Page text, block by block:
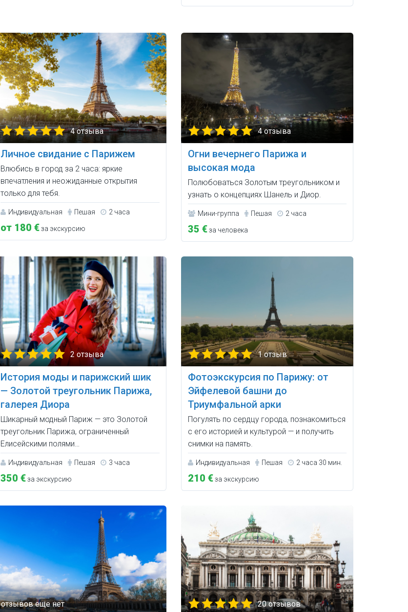
4 отзыва
Личное свидание с Парижем
Влюбись в город за 2 часа: яркие
впечатления и неожиданные открытия
только для тебя.
Индивидуальная Пешая 2 часа
от 180 €за экскурсию
4 отзыва
Огни вечернего Парижа и
высокая мода
Полюбоваться Золотым треугольником и
узнать о концепциях Шанель и Диор.
Мини-группа Пешая 2 часа
35 €за человека
2 отзыва
История моды и парижский шик
— Золотой треугольник Парижа,
галерея Диора
Шикарный модный Париж — это Золотой
треугольник Парижа, ограниченный
Елисейскими полями…
Индивидуальная Пешая 3 часа
350 €за экскурсию
1 отзыв
Фотоэкскурсия по Парижу: от
Эйфелевой башни до
Триумфальной арки
Погулять по сердцу города, познакомиться
с его историей и культурой — и получить
снимки на память.
Индивидуальная Пешая 2 часа 30 мин.
210 €за экскурсию
20 отзывов